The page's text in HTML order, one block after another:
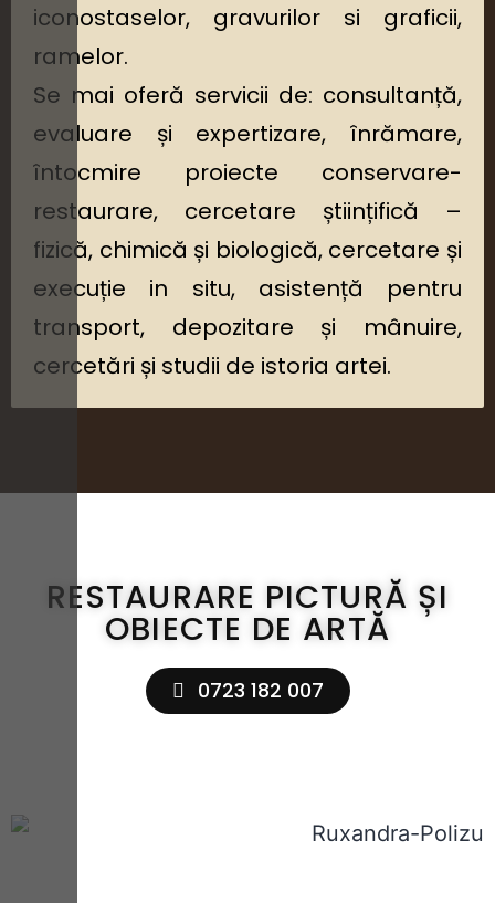
iconostaselor, gravurilor si graficii,
ramelor.
Se mai oferă servicii de: consultanță,
evaluare și expertizare, înrămare,
întocmire proiecte conservare-
restaurare, cercetare științifică –
fizică, chimică și biologică, cercetare și
execuție in situ, asistență pentru
transport, depozitare și mânuire,
cercetări și studii de istoria artei.
RESTAURARE PICTURĂ ȘI
OBIECTE DE ARTĂ
0723 182 007